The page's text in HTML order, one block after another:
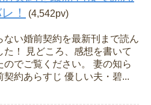
！
(4,542pv)
ない婚前契約を最新刊まで読ん
た！ 見どころ、感想を書いて
のでご覧ください。 妻の知ら
契約あらすじ 優しい夫・碧...